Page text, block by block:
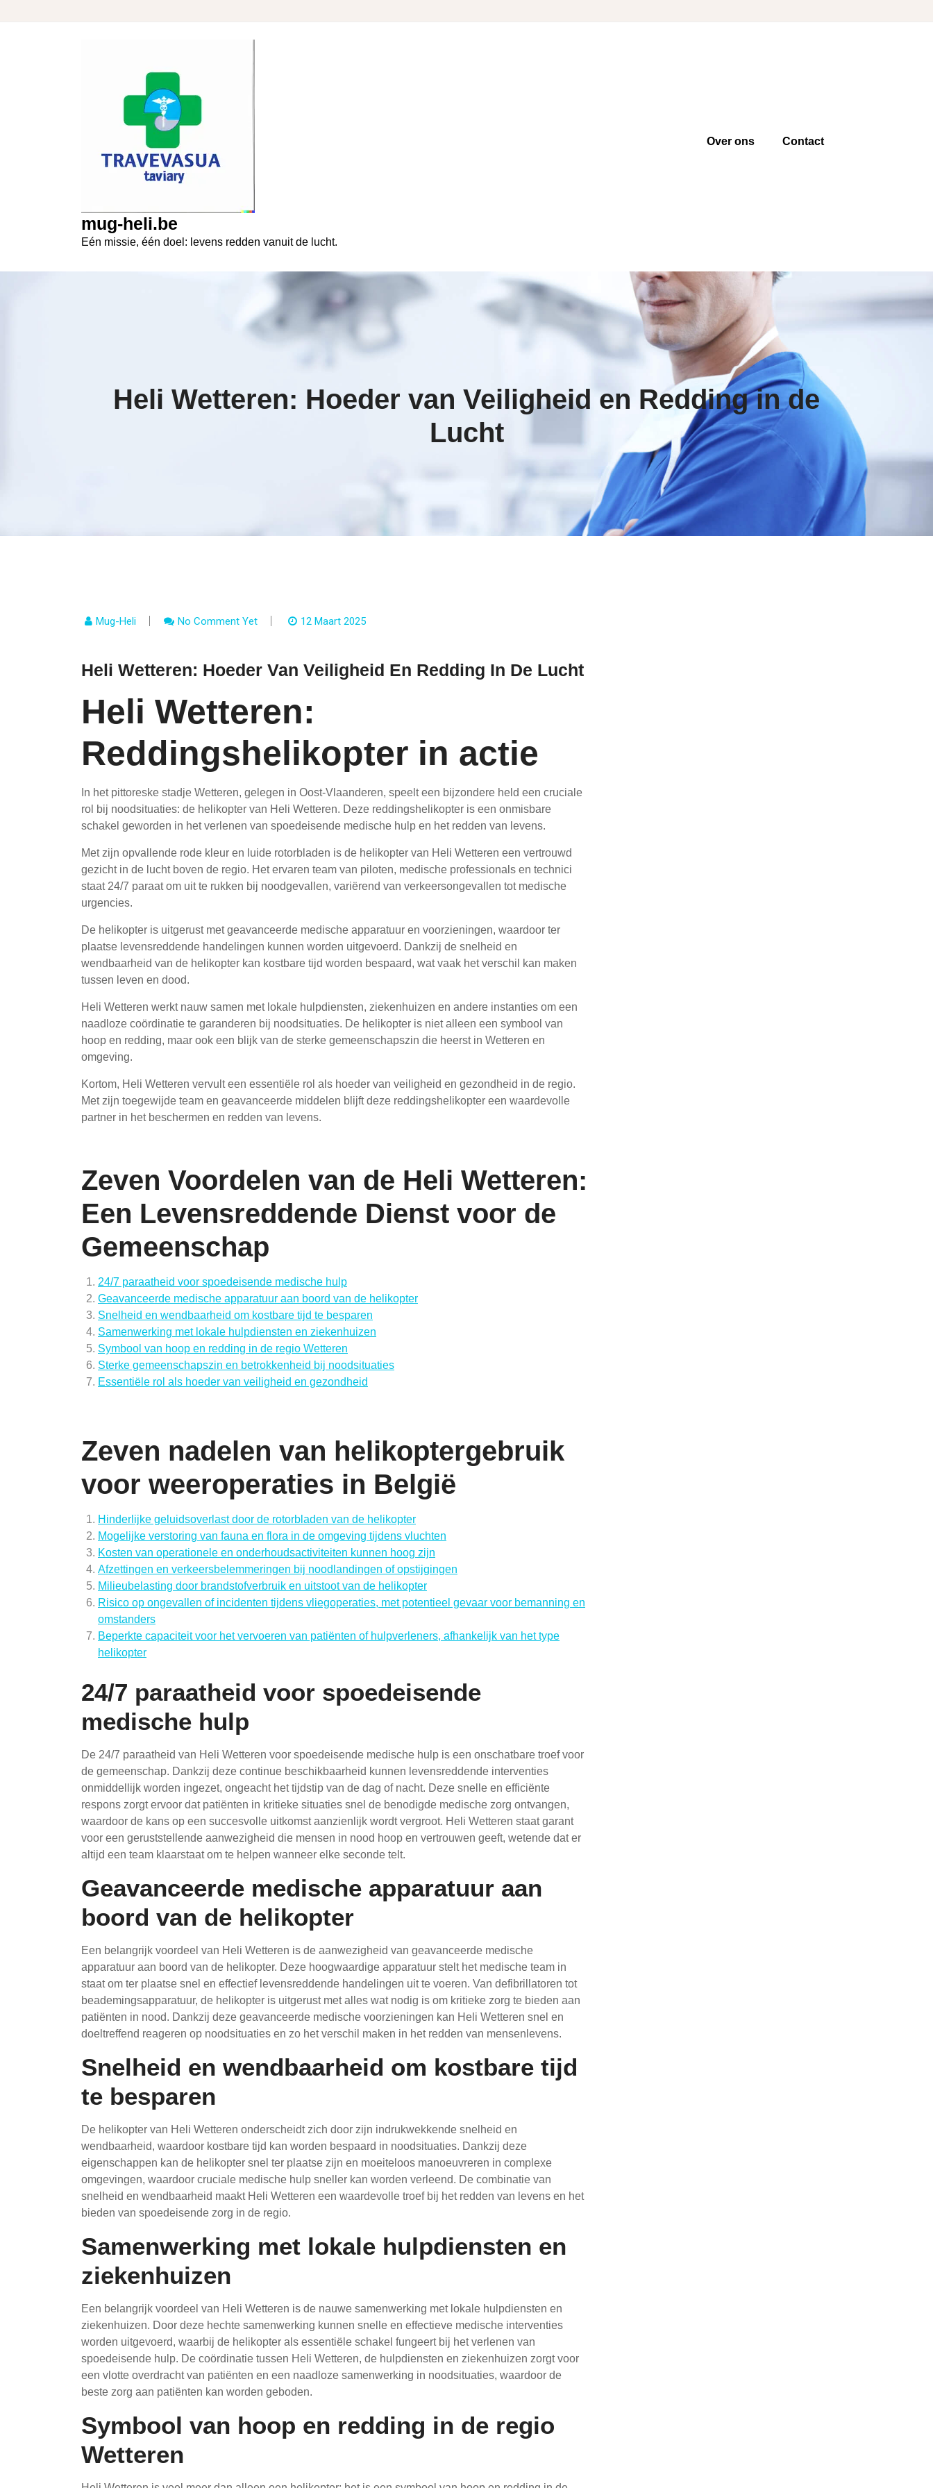
mug-heli.be
Eén missie, één doel: levens redden vanuit de lucht.
Over ons Contact
Heli Wetteren: Hoeder van Veiligheid en Redding in de
Lucht
Mug-Heli No Comment Yet 12 Maart 2025
Heli Wetteren: Hoeder Van Veiligheid En Redding In De Lucht
Heli Wetteren:
Reddingshelikopter in actie
In het pittoreske stadje Wetteren, gelegen in Oost-Vlaanderen, speelt een bijzondere held een cruciale
rol bij noodsituaties: de helikopter van Heli Wetteren. Deze reddingshelikopter is een onmisbare
schakel geworden in het verlenen van spoedeisende medische hulp en het redden van levens.
Met zijn opvallende rode kleur en luide rotorbladen is de helikopter van Heli Wetteren een vertrouwd
gezicht in de lucht boven de regio. Het ervaren team van piloten, medische professionals en technici
staat 24/7 paraat om uit te rukken bij noodgevallen, variërend van verkeersongevallen tot medische
urgencies.
De helikopter is uitgerust met geavanceerde medische apparatuur en voorzieningen, waardoor ter
plaatse levensreddende handelingen kunnen worden uitgevoerd. Dankzij de snelheid en
wendbaarheid van de helikopter kan kostbare tijd worden bespaard, wat vaak het verschil kan maken
tussen leven en dood.
Heli Wetteren werkt nauw samen met lokale hulpdiensten, ziekenhuizen en andere instanties om een
naadloze coördinatie te garanderen bij noodsituaties. De helikopter is niet alleen een symbool van
hoop en redding, maar ook een blijk van de sterke gemeenschapszin die heerst in Wetteren en
omgeving.
Kortom, Heli Wetteren vervult een essentiële rol als hoeder van veiligheid en gezondheid in de regio.
Met zijn toegewijde team en geavanceerde middelen blijft deze reddingshelikopter een waardevolle
partner in het beschermen en redden van levens.
Zeven Voordelen van de Heli Wetteren:
Een Levensreddende Dienst voor de
Gemeenschap
24/7 paraatheid voor spoedeisende medische hulp
Geavanceerde medische apparatuur aan boord van de helikopter
Snelheid en wendbaarheid om kostbare tijd te besparen
Samenwerking met lokale hulpdiensten en ziekenhuizen
Symbool van hoop en redding in de regio Wetteren
Sterke gemeenschapszin en betrokkenheid bij noodsituaties
Essentiële rol als hoeder van veiligheid en gezondheid
Zeven nadelen van helikoptergebruik
voor weeroperaties in België
Hinderlijke geluidsoverlast door de rotorbladen van de helikopter
Mogelijke verstoring van fauna en flora in de omgeving tijdens vluchten
Kosten van operationele en onderhoudsactiviteiten kunnen hoog zijn
Afzettingen en verkeersbelemmeringen bij noodlandingen of opstijgingen
Milieubelasting door brandstofverbruik en uitstoot van de helikopter
Risico op ongevallen of incidenten tijdens vliegoperaties, met potentieel gevaar voor bemanning en
omstanders
Beperkte capaciteit voor het vervoeren van patiënten of hulpverleners, afhankelijk van het type
helikopter
24/7 paraatheid voor spoedeisende
medische hulp
De 24/7 paraatheid van Heli Wetteren voor spoedeisende medische hulp is een onschatbare troef voor
de gemeenschap. Dankzij deze continue beschikbaarheid kunnen levensreddende interventies
onmiddellijk worden ingezet, ongeacht het tijdstip van de dag of nacht. Deze snelle en efficiënte
respons zorgt ervoor dat patiënten in kritieke situaties snel de benodigde medische zorg ontvangen,
waardoor de kans op een succesvolle uitkomst aanzienlijk wordt vergroot. Heli Wetteren staat garant
voor een geruststellende aanwezigheid die mensen in nood hoop en vertrouwen geeft, wetende dat er
altijd een team klaarstaat om te helpen wanneer elke seconde telt.
Geavanceerde medische apparatuur aan
boord van de helikopter
Een belangrijk voordeel van Heli Wetteren is de aanwezigheid van geavanceerde medische
apparatuur aan boord van de helikopter. Deze hoogwaardige apparatuur stelt het medische team in
staat om ter plaatse snel en effectief levensreddende handelingen uit te voeren. Van defibrillatoren tot
beademingsapparatuur, de helikopter is uitgerust met alles wat nodig is om kritieke zorg te bieden aan
patiënten in nood. Dankzij deze geavanceerde medische voorzieningen kan Heli Wetteren snel en
doeltreffend reageren op noodsituaties en zo het verschil maken in het redden van mensenlevens.
Snelheid en wendbaarheid om kostbare tijd
te besparen
De helikopter van Heli Wetteren onderscheidt zich door zijn indrukwekkende snelheid en
wendbaarheid, waardoor kostbare tijd kan worden bespaard in noodsituaties. Dankzij deze
eigenschappen kan de helikopter snel ter plaatse zijn en moeiteloos manoeuvreren in complexe
omgevingen, waardoor cruciale medische hulp sneller kan worden verleend. De combinatie van
snelheid en wendbaarheid maakt Heli Wetteren een waardevolle troef bij het redden van levens en het
bieden van spoedeisende zorg in de regio.
Samenwerking met lokale hulpdiensten en
ziekenhuizen
Een belangrijk voordeel van Heli Wetteren is de nauwe samenwerking met lokale hulpdiensten en
ziekenhuizen. Door deze hechte samenwerking kunnen snelle en effectieve medische interventies
worden uitgevoerd, waarbij de helikopter als essentiële schakel fungeert bij het verlenen van
spoedeisende hulp. De coördinatie tussen Heli Wetteren, de hulpdiensten en ziekenhuizen zorgt voor
een vlotte overdracht van patiënten en een naadloze samenwerking in noodsituaties, waardoor de
beste zorg aan patiënten kan worden geboden.
Symbool van hoop en redding in de regio
Wetteren